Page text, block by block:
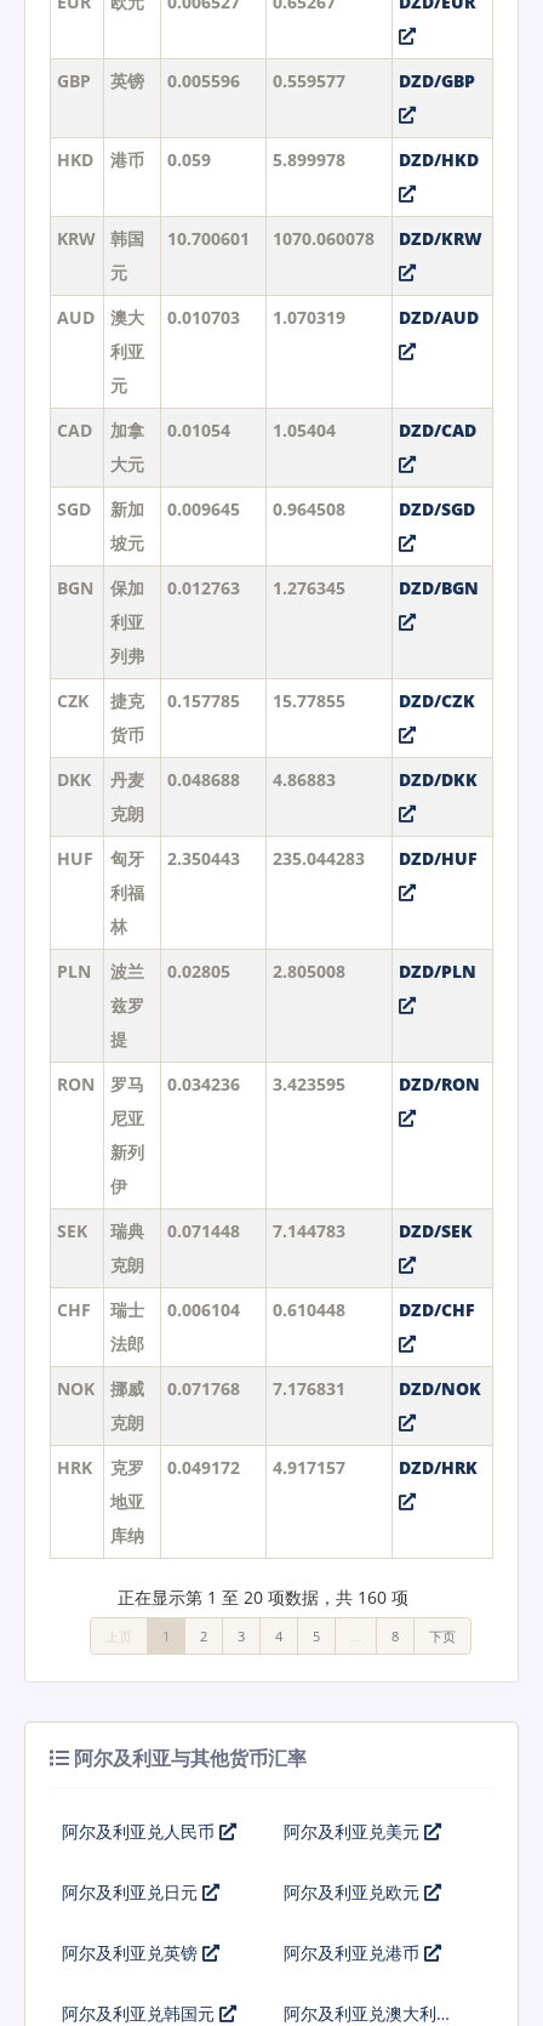
GBP 英镑 0.005596 0.559577 DZD/GBP
HKD 港币 0.059 5.899978 DZD/HKD
KRW
韩国
元
10.700601 1070.060078 DZD/KRW
AUD
澳大
利亚
元
0.010703 1.070319 DZD/AUD
CAD
加拿
大元
0.01054 1.05404 DZD/CAD
SGD
新加
坡元
0.009645 0.964508 DZD/SGD
BGN
保加
利亚
列弗
0.012763 1.276345 DZD/BGN
CZK
捷克
货币
0.157785 15.77855 DZD/CZK
DKK
丹麦
克朗
0.048688 4.86883 DZD/DKK
HUF
匈牙
利福
林
2.350443 235.044283 DZD/HUF
PLN
波兰
兹罗
提
0.02805 2.805008 DZD/PLN
RON
罗马
尼亚
新列
伊
0.034236 3.423595 DZD/RON
SEK
瑞典
克朗
0.071448 7.144783 DZD/SEK
CHF
瑞士
法郎
0.006104 0.610448 DZD/CHF
NOK
挪威
克朗
0.071768 7.176831 DZD/NOK
HRK
克罗
地亚
库纳
0.049172 4.917157 DZD/HRK
正在显示第 1 至 20 项数据，共 160 项
上页 1 2 3 4 5 … 8 下页
阿尔及利亚与其他货币汇率
阿尔及利亚兑人民币 阿尔及利亚兑美元
阿尔及利亚兑日元 阿尔及利亚兑欧元
阿尔及利亚兑英镑 阿尔及利亚兑港币
阿尔及利亚兑韩国元
阿尔及利亚兑澳大利亚